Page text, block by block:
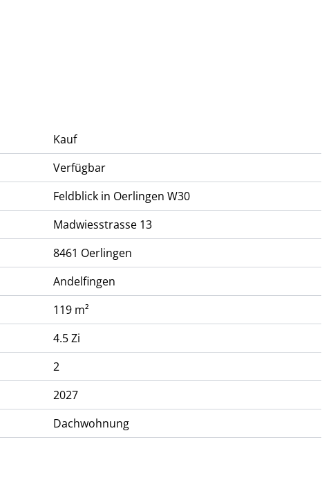
Kauf
Verfügbar
Feldblick in Oerlingen W30
Madwiesstrasse 13
8461 Oerlingen
Andelfingen
119 m²
4.5 Zi
2
2027
Dachwohnung